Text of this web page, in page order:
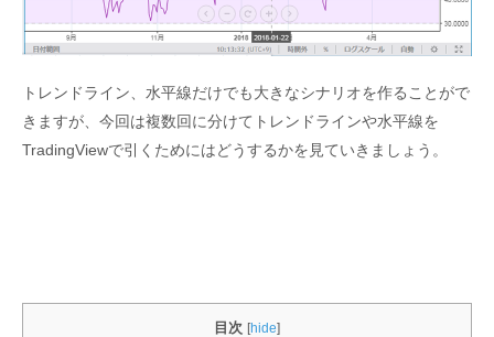
トレンドライン、水平線だけでも大きなシナリオを作ることがで
きますが、今回は複数回に分けてトレンドラインや水平線を
TradingViewで引くためにはどうするかを見ていきましょう。
目次 [hide]